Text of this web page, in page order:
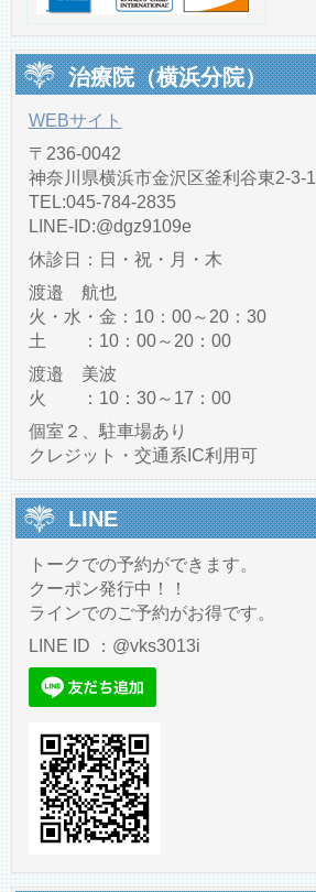
治療院（横浜分院）
WEBサイト
〒236-0042
神奈川県横浜市金沢区釜利谷東2-3-1
TEL:045-784-2835
LINE‐ID:@dgz9109e
休診日：日・祝・月・木
渡邉 航也
火・水・金：10：00～20：30
土 ：10：00～20：00
渡邉 美波
火 ：10：30～17：00
個室２、駐車場あり
クレジット・交通系IC利用可
LINE
トークでの予約ができます。
クーポン発行中！！
ラインでのご予約がお得です。
LINE ID ：@vks3013i